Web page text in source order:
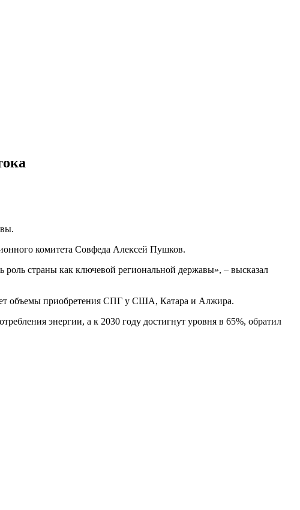
комитета Совфеда Алексей Пушков.
страны как ключевой региональной державы», – высказал
объемы приобретения СПГ у США, Катара и Алжира.
энергии, а к 2030 году достигнут уровня в 65%, обратил